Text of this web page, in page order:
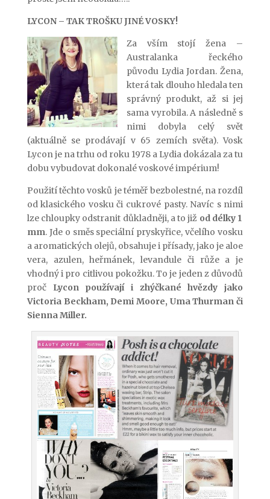
LYCON – TAK TROŠKU JINÉ VOSKY!
Za vším stojí žena –
Australanka řeckého
původu Lydia Jordan. Žena,
která tak dlouho hledala ten
správný produkt, až si jej
sama vyrobila. A následně s
nimi dobyla celý svět
(aktuálně se prodávají v 65 zemích světa). Vosk
Lycon je na trhu od roku 1978 a Lydia dokázala za tu
dobu vybudovat dokonalé voskové impérium!
Použití těchto vosků je téměř bezbolestné, na rozdíl
od klasického vosku či cukrové pasty. Navíc s nimi
lze chloupky odstranit důkladněji, a to již od délky 1
mm. Jde o směs speciální pryskyřice, včelího vosku
a aromatických olejů, obsahuje i přísady, jako je aloe
vera, azulen, heřmánek, levandule či růže a je
vhodný i pro citlivou pokožku. To je jeden z důvodů
proč Lycon používají i zhýčkané hvězdy jako
Victoria Beckham, Demi Moore, Uma Thurman či
Sienna Miller.